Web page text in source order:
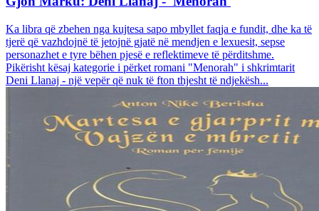
Ka libra që zbehen nga kujtesa sapo mbyllet faqja e fundit, dhe ka të
tjerë që vazhdojnë të jetojnë gjatë në mendjen e lexuesit, sepse
personazhet e tyre bëhen pjesë e reflektimeve të përditshme.
Pikërisht kësaj kategorie i përket romani "Menorah" i shkrimtarit
Deni Llanaj - një vepër që nuk të fton thjesht të ndjekësh...